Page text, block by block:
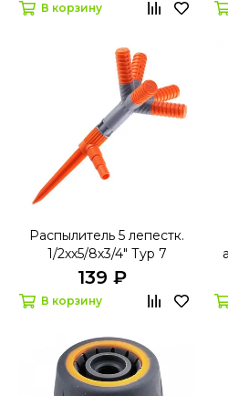
В корзину
Распылитель 5 лепестк.
1/2хх5/8х3/4" Тур 7
139 ₽
В корзину